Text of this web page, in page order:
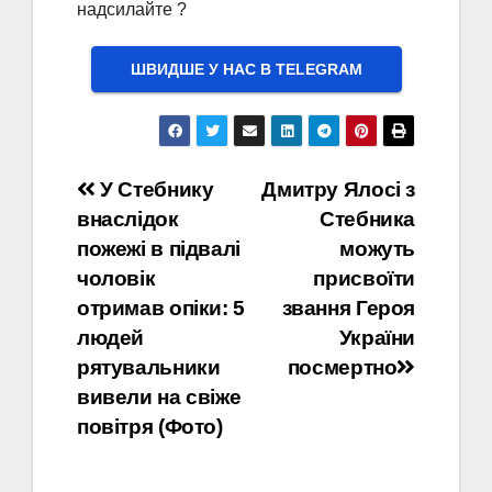
надсилайте ?
ШВИДШЕ У НАС В ТELEGRAM
Навігація
записів
Дмитру Ялосі з
Стебника
можуть
присвоїти
звання Героя
України
посмертно
У Стебнику
внаслідок
пожежі в підвалі
чоловік
отримав опіки: 5
людей
рятувальники
вивели на свіже
повітря (Фото)